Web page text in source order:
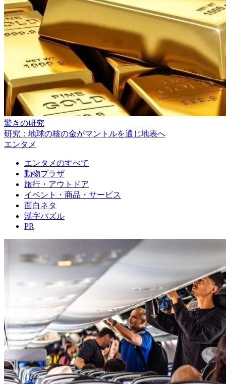
驚きの研究
研究：地球の核の金がマントルを通じ地表へ
エンタメ
エンタメのすべて
動物プラザ
旅行・アウトドア
イベント・商品・サービス
面白ネタ
漢字パズル
PR